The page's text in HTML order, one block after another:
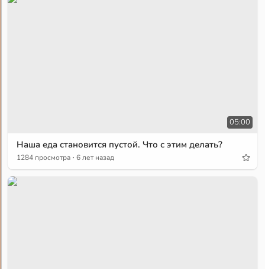
05:00
Наша еда становится пустой. Что с этим делать?
1284 просмотра · 6 лет назад